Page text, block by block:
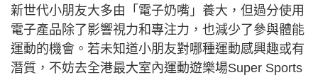
新世代小朋友大多由「電子奶嘴」養大，但過分使用
電子產品除了影響視力和專注力，也減少了參與體能
運動的機會。若未知道小朋友對哪種運動感興趣或有
潛質，不妨去全港最大室內運動遊樂場Super Sports